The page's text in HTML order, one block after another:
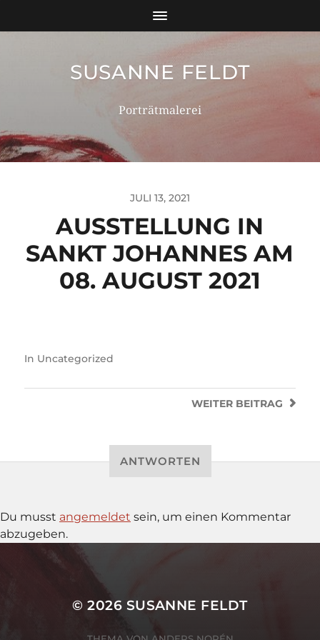
SUSANNE FELDT
Porträtmalerei
JULI 13, 2021
AUSSTELLUNG IN
SANKT JOHANNES AM
08. AUGUST 2021
In Uncategorized
WEITER BEITRAG
ANTWORTEN
Du musst angemeldet sein, um einen Kommentar
abzugeben.
© 2026 SUSANNE FELDT